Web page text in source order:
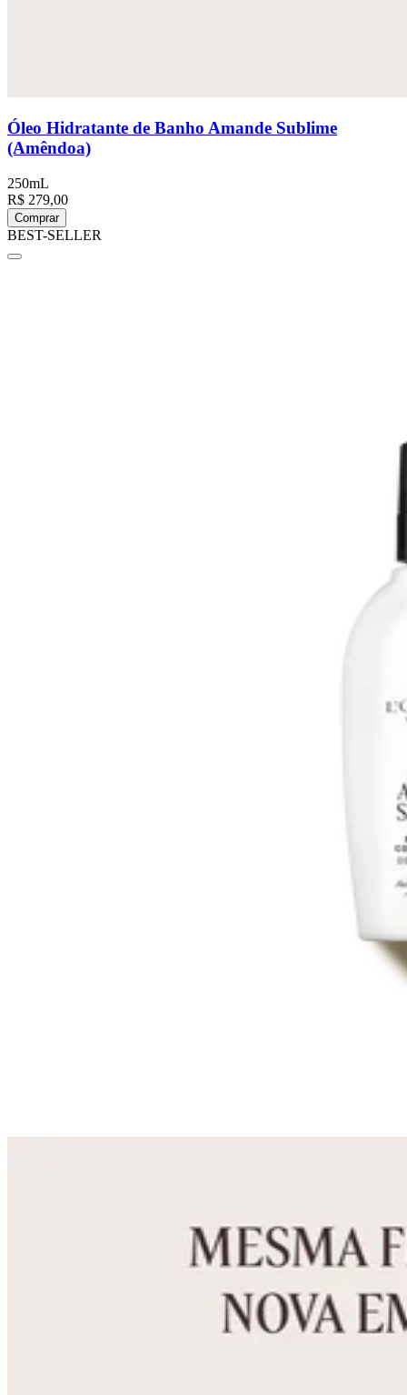
Óleo Hidratante de Banho Amande Sublime
(Amêndoa)
250mL
R$ 279,00
Comprar
BEST-SELLER